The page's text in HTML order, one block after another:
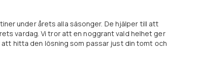
under årets alla säsonger. De hjälper till att
vardag. Vi tror att en noggrant vald helhet ger
hitta den lösning som passar just din tomt och